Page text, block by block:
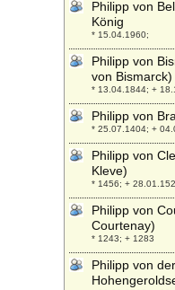
Philipp von
König
* 15.04.1960;
Philipp von
von Bismarck)
* 13.04.1844; +
Philipp von
* 25.07.1404; +
Philipp von
Kleve)
* 1456; +
Philipp von
Courtenay)
* 1243; + 1283
Philipp von